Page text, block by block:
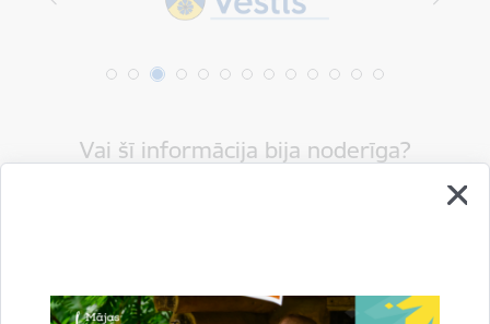
Vai šī informācija bija noderīga?